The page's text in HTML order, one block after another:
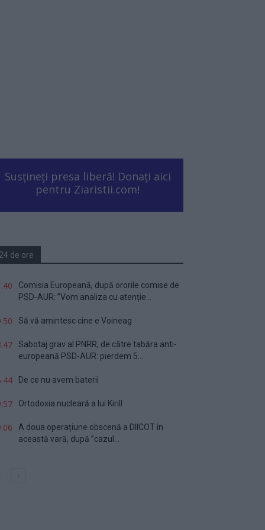
Susțineți presa liberă! Donați aici
pentru Ziaristii.com!
24 de ore
Comisia Europeană, după ororile comise de
PSD-AUR: ”Vom analiza cu atenție...
Să vă amintesc cine e Voineag
Sabotaj grav al PNRR, de către tabăra anti-
europeană PSD-AUR: pierdem 5...
De ce nu avem baterii
Ortodoxia nucleară a lui Kirill
A doua operațiune obscenă a DIICOT în
această vară, după ”cazul...